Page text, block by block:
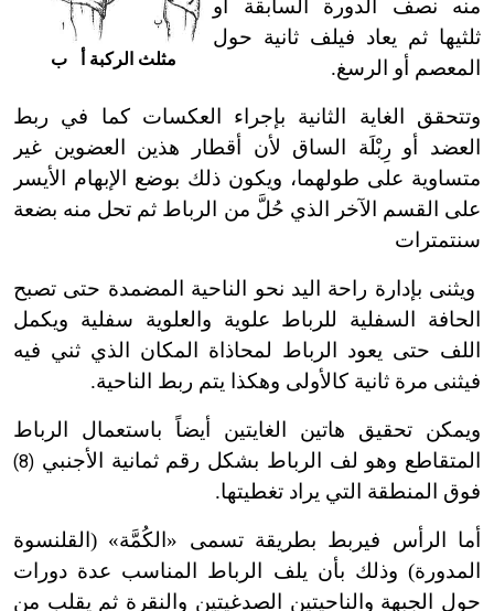
مثلث الركبة أ ب
منه نصف الدورة السابقة أو
ثلثيها ثم يعاد فيلف ثانية حول
المعصم أو الرسغ.
وتتحقق الغاية الثانية بإجراء العكسات كما في ربط
العضد أو رِبْلَة الساق لأن أقطار هذين العضوين غير
متساوية على طولهما، ويكون ذلك بوضع الإبهام الأيسر
على القسم الآخر الذي حُلَّ من الرباط ثم تحل منه بضعة
سنتمترات
ويثنى بإدارة راحة اليد نحو الناحية المضمدة حتى تصبح
الحافة السفلية للرباط علوية والعلوية سفلية ويكمل
اللف حتى يعود الرباط لمحاذاة المكان الذي ثني فيه
فيثنى مرة ثانية كالأولى وهكذا يتم ربط الناحية.
ويمكن تحقيق هاتين الغايتين أيضاً باستعمال الرباط
المتقاطع وهو لف الرباط بشكل رقم ثمانية الأجنبي (8)
فوق المنطقة التي يراد تغطيتها.
أما الرأس فيربط بطريقة تسمى «الكُمَّة» (القلنسوة
المدورة) وذلك بأن يلف الرباط المناسب عدة دورات
حول الجبهة والناحيتين الصدغيتين والنقرة ثم يقلب من